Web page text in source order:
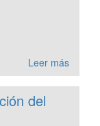
Leer más
del